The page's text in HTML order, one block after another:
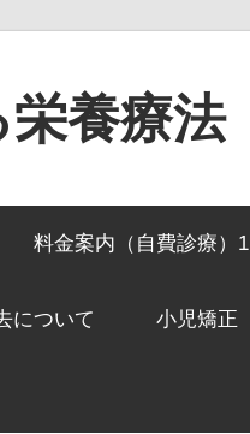
養療法
料金案内（自費診療）1
について 小児矯正